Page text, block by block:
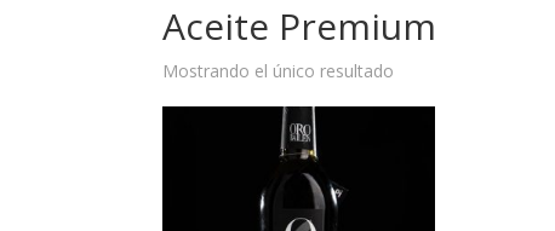
Aceite Premium
Mostrando el único resultado